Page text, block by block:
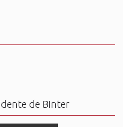
de BInter